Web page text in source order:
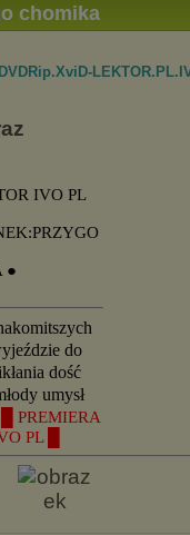
chomika
IVO PL
●
do
dość
umysł
█ PREMIERA
PL █